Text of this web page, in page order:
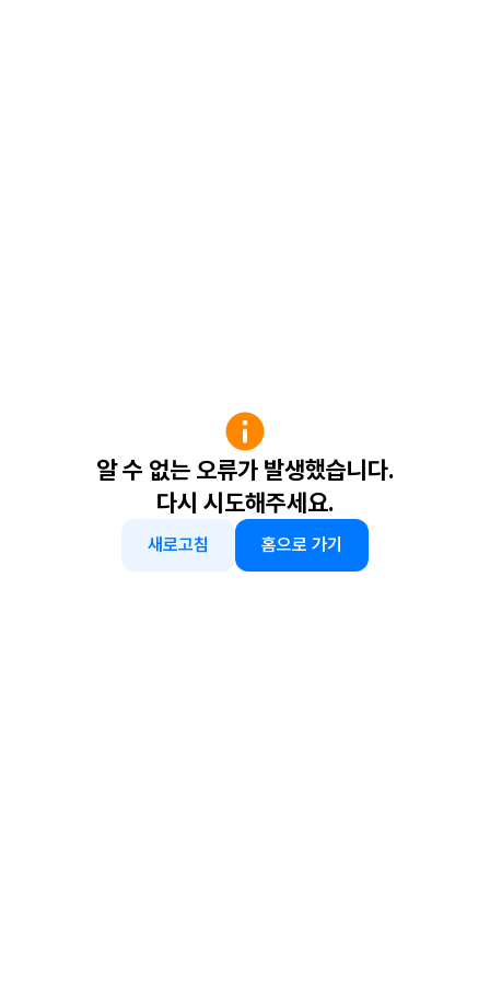
알 수 없는 오류가 발생했습니다.
다시 시도해주세요.
새로고침 홈으로 가기